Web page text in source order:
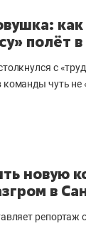
полёт
с
чуть не
новую
в